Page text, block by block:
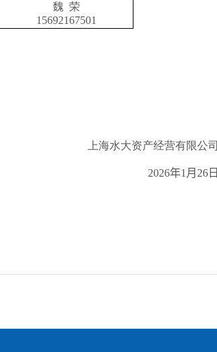
魏 荣
15692167501
上海水大资产经营有限公司
2026年1 月 26 日